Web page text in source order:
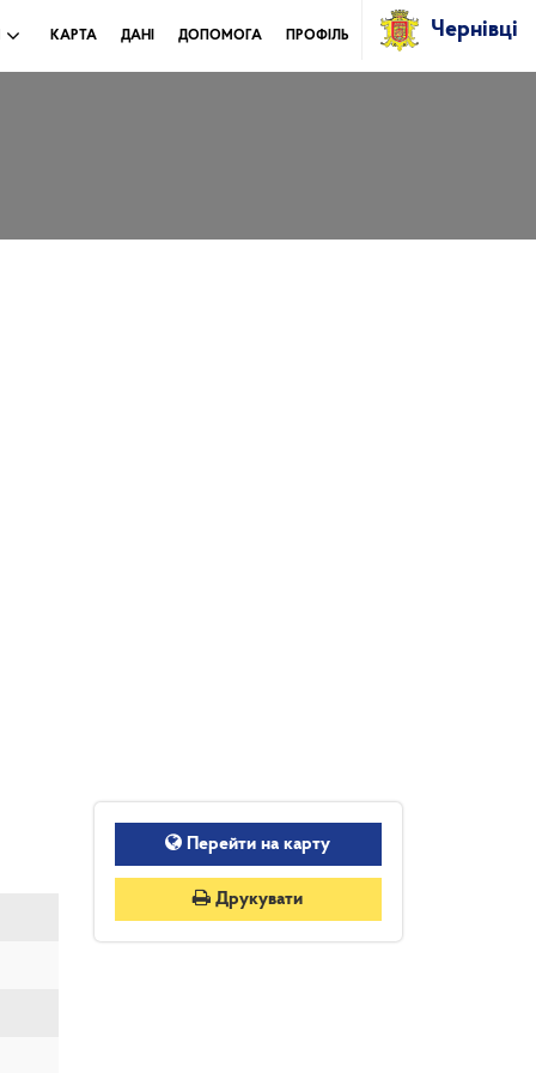
КАРТА ДАНІ ДОПОМОГА ПРОФІЛЬ Чернівці
Перейти на карту
Друкувати